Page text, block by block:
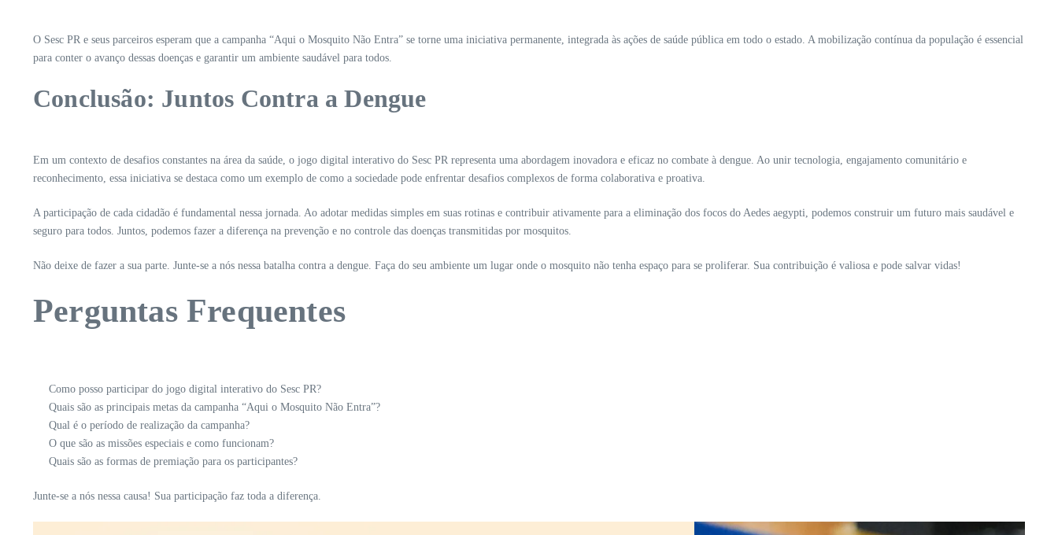
O Sesc PR e seus parceiros esperam que a campanha “Aqui o Mosquito Não Entra” se torne uma iniciativa permanente, integrada às ações de saúde pública em todo o estado. A mobilização contínua da população é essencial
para conter o avanço dessas doenças e garantir um ambiente saudável para todos.
Conclusão: Juntos Contra a Dengue
Em um contexto de desafios constantes na área da saúde, o jogo digital interativo do Sesc PR representa uma abordagem inovadora e eficaz no combate à dengue. Ao unir tecnologia, engajamento comunitário e
reconhecimento, essa iniciativa se destaca como um exemplo de como a sociedade pode enfrentar desafios complexos de forma colaborativa e proativa.
A participação de cada cidadão é fundamental nessa jornada. Ao adotar medidas simples em suas rotinas e contribuir ativamente para a eliminação dos focos do Aedes aegypti, podemos construir um futuro mais saudável e
seguro para todos. Juntos, podemos fazer a diferença na prevenção e no controle das doenças transmitidas por mosquitos.
Não deixe de fazer a sua parte. Junte-se a nós nessa batalha contra a dengue. Faça do seu ambiente um lugar onde o mosquito não tenha espaço para se proliferar. Sua contribuição é valiosa e pode salvar vidas!
Perguntas Frequentes
Como posso participar do jogo digital interativo do Sesc PR?
Quais são as principais metas da campanha “Aqui o Mosquito Não Entra”?
Qual é o período de realização da campanha?
O que são as missões especiais e como funcionam?
Quais são as formas de premiação para os participantes?
Junte-se a nós nessa causa! Sua participação faz toda a diferença.